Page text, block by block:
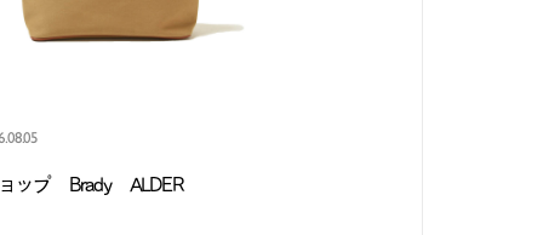
ップ Brady ALDER